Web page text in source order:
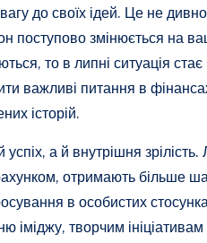
до своїх ідей. Це не
поступово змінюється на
то в липні ситуація
важливі питання в
історій.
а й внутрішня
отримають більше
в особистих
іміджу, творчим